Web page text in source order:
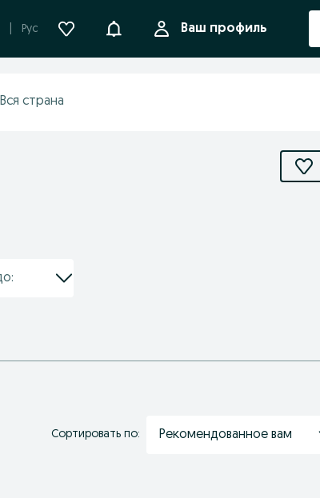
Рус УведомленияВаш профиль
Сортировать по: Рекомендованное вам